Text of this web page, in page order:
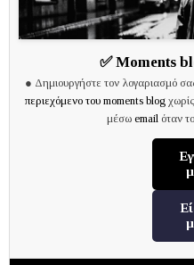
✅Moments
● Δημιουργήστε τον λογαριασμό
περιεχόμενο του moments blog
μέσω email όταν